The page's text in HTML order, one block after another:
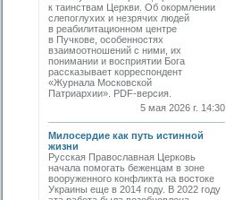
к таинствам Церкви. Об окормлении
слепоглухих и незрячих людей
в реабилитационном центре
в Пучкове, особенностях
взаимоотношений с ними, их
понимании и восприятии Бога
рассказывает корреспондент
«Журнала Московской
Патриархии». PDF-версия.
5 мая 2026 г. 14:30
Милосердие как путь истинной
жизни
Русская Православная Церковь
начала помогать беженцам в зоне
вооруженного конфликта на востоке
Украины еще в 2014 году. В 2022 году